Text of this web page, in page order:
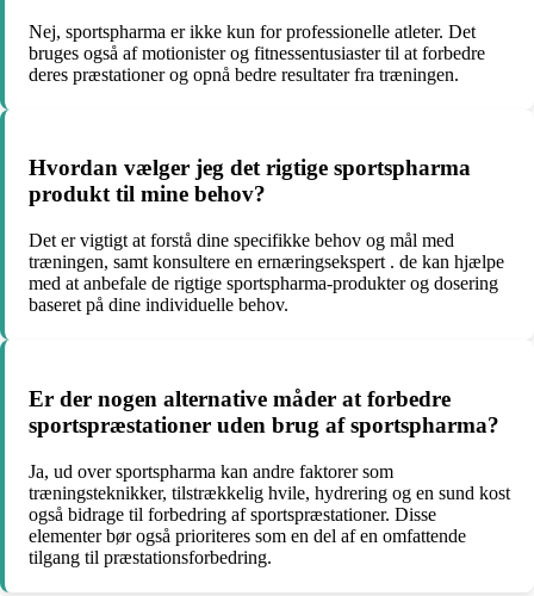
Nej, sportspharma er ikke kun for professionelle atleter. Det
bruges også af motionister og fitnessentusiaster til at forbedre
deres præstationer og opnå bedre resultater fra træningen.
Hvordan vælger jeg det rigtige sportspharma
produkt til mine behov?
Det er vigtigt at forstå dine specifikke behov og mål med
træningen, samt konsultere en ernæringsekspert . de kan hjælpe
med at anbefale de rigtige sportspharma-produkter og dosering
baseret på dine individuelle behov.
Er der nogen alternative måder at forbedre
sportspræstationer uden brug af sportspharma?
Ja, ud over sportspharma kan andre faktorer som
træningsteknikker, tilstrækkelig hvile, hydrering og en sund kost
også bidrage til forbedring af sportspræstationer. Disse
elementer bør også prioriteres som en del af en omfattende
tilgang til præstationsforbedring.